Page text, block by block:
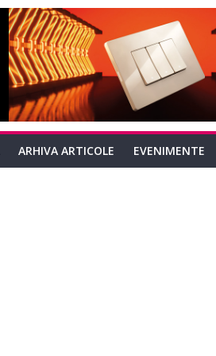
ARHIVA ARTICOLE EVENIMENTE